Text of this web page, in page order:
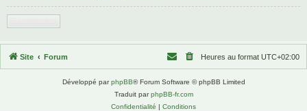
Site Forum Heures au format UTC+02:00
Développé parphpBB® Forum Software © phpBB Limited
Traduit parphpBB-fr.com
Confidentialité | Conditions